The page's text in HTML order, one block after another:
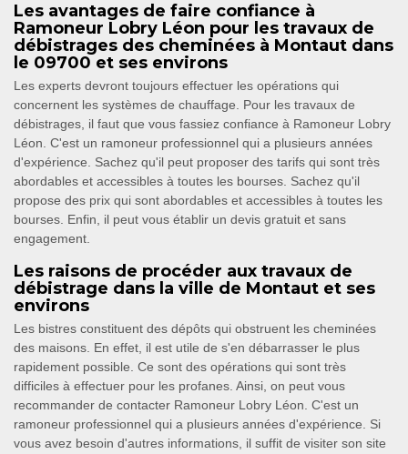
Les avantages de faire confiance à
Ramoneur Lobry Léon pour les travaux de
débistrages des cheminées à Montaut dans
le 09700 et ses environs
Les experts devront toujours effectuer les opérations qui
concernent les systèmes de chauffage. Pour les travaux de
débistrages, il faut que vous fassiez confiance à Ramoneur Lobry
Léon. C'est un ramoneur professionnel qui a plusieurs années
d'expérience. Sachez qu'il peut proposer des tarifs qui sont très
abordables et accessibles à toutes les bourses. Sachez qu'il
propose des prix qui sont abordables et accessibles à toutes les
bourses. Enfin, il peut vous établir un devis gratuit et sans
engagement.
Les raisons de procéder aux travaux de
débistrage dans la ville de Montaut et ses
environs
Les bistres constituent des dépôts qui obstruent les cheminées
des maisons. En effet, il est utile de s'en débarrasser le plus
rapidement possible. Ce sont des opérations qui sont très
difficiles à effectuer pour les profanes. Ainsi, on peut vous
recommander de contacter Ramoneur Lobry Léon. C'est un
ramoneur professionnel qui a plusieurs années d'expérience. Si
vous avez besoin d'autres informations, il suffit de visiter son site